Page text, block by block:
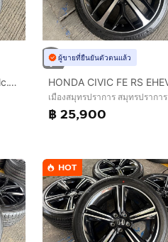
Honda Civic Fe Rs Ehev Mc.18 นิ้ว Top🔥
ผู้ขายที่ยืนยันตัวตนแล้ว
เมืองสมุทรปราการ สมุทรปราการ
฿ 25,900
HOT